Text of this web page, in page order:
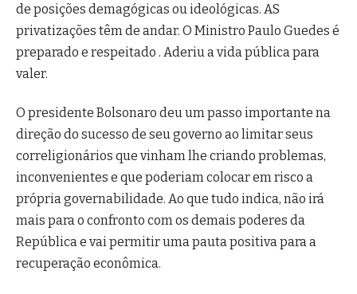
de posições demagógicas ou ideológicas. AS
privatizações têm de andar. O Ministro Paulo Guedes é
preparado e respeitado . Aderiu a vida pública para
valer.
O presidente Bolsonaro deu um passo importante na
direção do sucesso de seu governo ao limitar seus
correligionários que vinham lhe criando problemas,
inconvenientes e que poderiam colocar em risco a
própria governabilidade. Ao que tudo indica, não irá
mais para o confronto com os demais poderes da
República e vai permitir uma pauta positiva para a
recuperação econômica.